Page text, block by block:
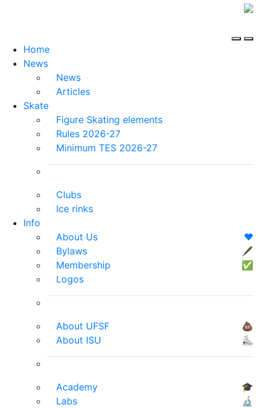
Home
News
News
Articles
Skate
Figure Skating elements
Rules 2026-27
Minimum TES 2026-27
Clubs
Ice rinks
Info
About Us
❤️
Bylaws
🖋
Membership
✅
Logos
About UFSF
💩
About ISU
⛸
Academy
🎓
Labs
🔬